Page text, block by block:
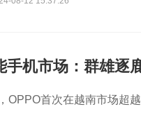
手机市场：群雄逐
OPPO首次在越南市场超